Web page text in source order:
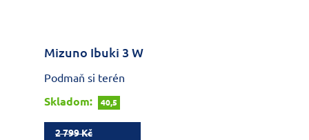
Mizuno Ibuki 3 W
Podmaň si terén
Skladom:
40,5
2 799 Kč